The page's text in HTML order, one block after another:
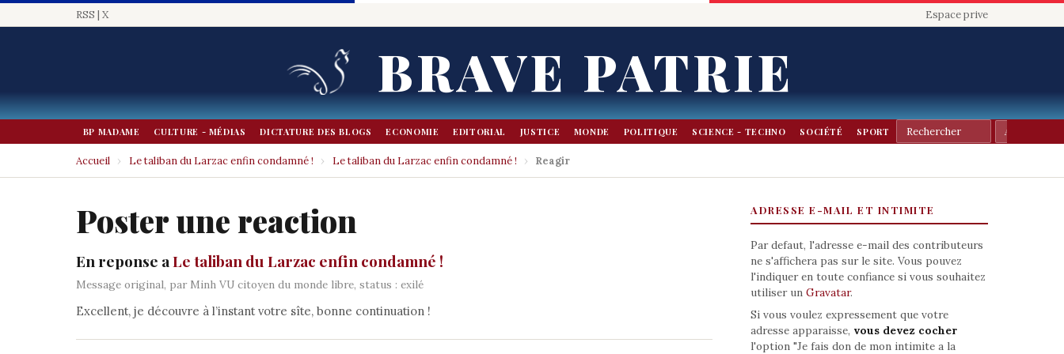
RSS | X Espace prive
BRAVE PATRIE
BP MADAME CULTURE - MÉDIAS DICTATURE DES BLOGS ECONOMIE EDITORIAL JUSTICE MONDE POLITIQUE SCIENCE - TECHNO SOCIÉTÉ SPORT
Accueil › Le taliban du Larzac enfin condamné ! › Le taliban du Larzac enfin condamné ! › Reagir
Poster une reaction
En reponse aLe taliban du Larzac enfin condamné !
Message original, par Minh VU citoyen du monde libre, status : exilé
Excellent, je découvre à l’instant votre sîte, bonne continuation !
ADRESSE E-MAIL ET INTIMITE
Par defaut, l'adresse e-mail des contributeurs
ne s'affichera pas sur le site. Vous pouvez
l'indiquer en toute confiance si vous souhaitez
utiliser un Gravatar.
Si vous voulez expressement que votre
adresse apparaisse, vous devez cocher
l'option "Je fais don de mon intimite a la